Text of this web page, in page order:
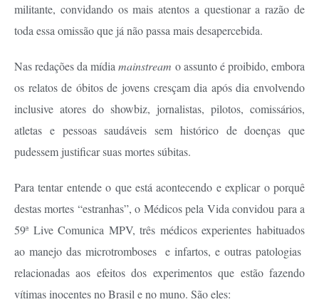
militante, convidando os mais atentos a questionar a razão de
toda essa omissão que já não passa mais desapercebida.
Nas redações da mídiamainstream o assunto é proibido, embora
os relatos de óbitos de jovens cresçam dia após dia envolvendo
inclusive atores do showbiz, jornalistas, pilotos, comissários,
atletas e pessoas saudáveis sem histórico de doenças que
pudessem justificar suas mortes súbitas.
Para tentar entende o que está acontecendo e explicar o porquê
destas mortes “estranhas”, o Médicos pela Vida convidou para a
59ª Live Comunica MPV, três médicos experientes habituados
ao manejo das microtromboses e infartos, e outras patologias
relacionadas aos efeitos dos experimentos que estão fazendo
vítimas inocentes no Brasil e no muno. São eles: